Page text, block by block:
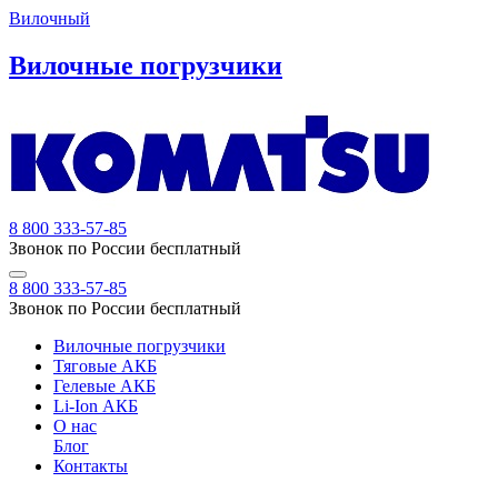
Вилочный
Вилочные погрузчики
8 800 333-57-85
Звонок по России бесплатный
8 800 333-57-85
Звонок по России бесплатный
Вилочные погрузчики
Тяговые АКБ
Гелевые АКБ
Li-Ion АКБ
О нас
Блог
Контакты